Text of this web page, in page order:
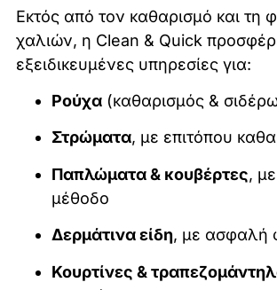
Εκτός από τον καθαρισμό και τη
χαλιών, η Clean & Quick
εξειδικευμένες υπηρεσίες για:
Ρούχα(καθαρισμός &
Στρώματα, με επιτόπου
Παπλώματα & κουβέρτες,
μέθοδο
Δερμάτινα είδη, με ασφαλή
Κουρτίνες &